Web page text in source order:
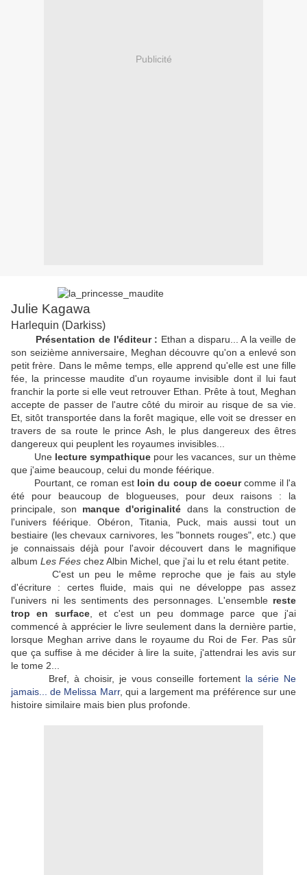
Publicité
Julie Kagawa
Harlequin (Darkiss)
Présentation de l'éditeur : Ethan a disparu... A la veille de
son seizième anniversaire, Meghan découvre qu'on a enlevé son
petit frère. Dans le même temps, elle apprend qu'elle est une fille
fée, la princesse maudite d'un royaume invisible dont il lui faut
franchir la porte si elle veut retrouver Ethan. Prête à tout, Meghan
accepte de passer de l'autre côté du miroir au risque de sa vie.
Et, sitôt transportée dans la forêt magique, elle voit se dresser en
travers de sa route le prince Ash, le plus dangereux des êtres
dangereux qui peuplent les royaumes invisibles...
Une lecture sympathiquepour les vacances, sur un thème
que j'aime beaucoup, celui du monde féérique.
Pourtant, ce roman est loin du coup de coeurcomme il l'a
été pour beaucoup de blogueuses, pour deux raisons : la
principale, son manque d'originalité dans la construction de
l'univers féérique. Obéron, Titania, Puck, mais aussi tout un
bestiaire (les chevaux carnivores, les "bonnets rouges", etc.) que
je connaissais déjà pour l'avoir découvert dans le magnifique
album Les Fées chez Albin Michel, que j'ai lu et relu étant petite.
C'est un peu le même reproche que je fais au style
d'écriture : certes fluide, mais qui ne développe pas assez
l'univers ni les sentiments des personnages. L'ensemble reste
trop en surface, et c'est un peu dommage parce que j'ai
commencé à apprécier le livre seulement dans la dernière partie,
lorsque Meghan arrive dans le royaume du Roi de Fer. Pas sûr
que ça suffise à me décider à lire la suite, j'attendrai les avis sur
le tome 2...
Bref, à choisir, je vous conseille fortement la série Ne
jamais... de Melissa Marr, qui a largement ma préférence sur une
histoire similaire mais bien plus profonde.